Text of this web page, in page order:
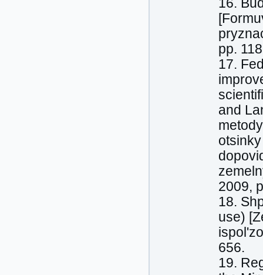
16.
pp.
17.
and
2009,
18.
use)
656.
19.